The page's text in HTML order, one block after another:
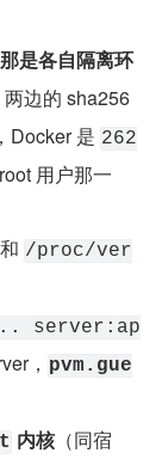
那是各自隔离环
两边的 sha256
，Docker 是 262
用户那一
和 /proc/ver
server:ap
， pvm.gue
内核（同宿